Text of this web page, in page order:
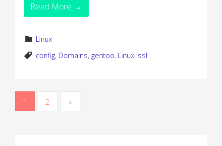
Read More →
Linux
config, Domains, gentoo, Linux, ssl
S1 2 »